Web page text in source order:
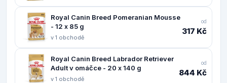
Royal Canin Breed Pomeranian Mousse
- 12 x 85 g
v 1 obchodě
od
317 Kč
Royal Canin Breed Labrador Retriever
Adult v omáčce - 20 x 140 g
v 1 obchodě
od
844 Kč